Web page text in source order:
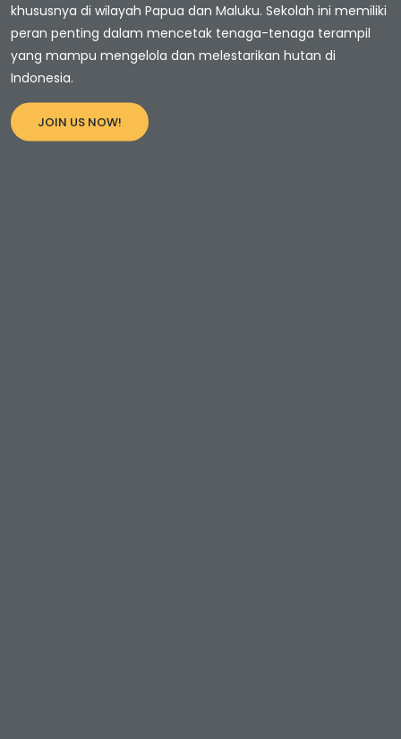
khususnya di wilayah Papua dan Maluku. Sekolah ini memiliki
peran penting dalam mencetak tenaga-tenaga terampil
yang mampu mengelola dan melestarikan hutan di
Indonesia.
JOIN US NOW!